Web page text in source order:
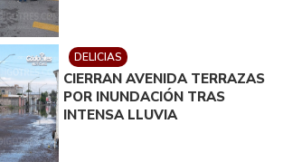
DELICIAS
CIERRAN AVENIDA TERRAZAS
POR INUNDACIÓN TRAS
INTENSA LLUVIA